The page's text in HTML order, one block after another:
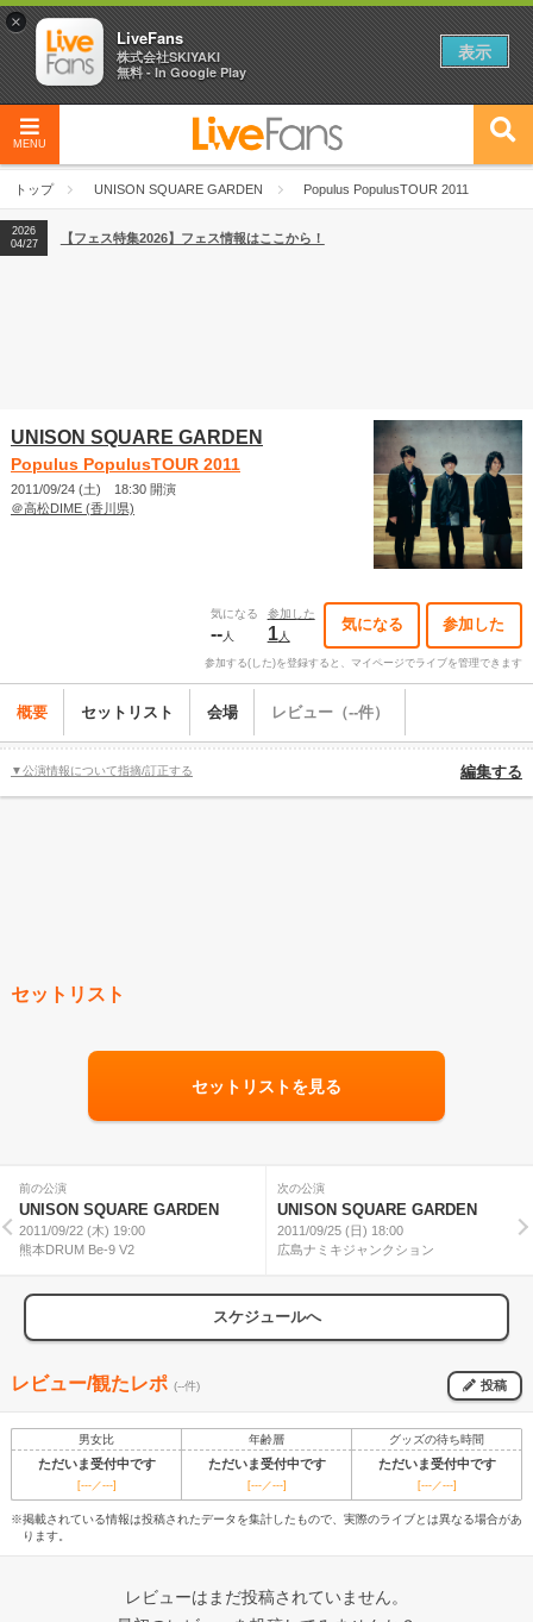
MENU
トップ UNISON SQUARE GARDEN Populus PopulusTOUR 2011
2026
04/27
2026
【ライブ動員ランキング】2026年上半期編発表！
2026
04/27
【フェス特集2026】フェス情報はここから！
UNISON SQUARE GARDEN
Populus PopulusTOUR 2011
2011/09/24 (土) 18:30 開演
＠高松DIME (香川県)
気になる
--人
参加した
1人
気になる 参加した
参加する(した)を登録すると、マイページでライブを管理できます
概要 セットリスト 会場 レビュー（--件）
▼公演情報について指摘/訂正する 編集する
セットリスト
セットリストを見る
前の公演
UNISON SQUARE GARDEN
2011/09/22 (木) 19:00
熊本DRUM Be-9 V2
次の公演
UNISON SQUARE GARDEN
2011/09/25 (日) 18:00
広島ナミキジャンクション
スケジュールへ
レビュー/観たレポ (--件) 投稿
男女比 年齢層 グッズの待ち時間
ただいま受付中です ただいま受付中です ただいま受付中です
[---／---] [---／---] [---／---]
※掲載されている情報は投稿されたデータを集計したもので、実際のライブとは異なる場合があ
ります。
レビューはまだ投稿されていません。
×
LiveFans
株式会社SKIYAKI
無料 - In Google Play
表示